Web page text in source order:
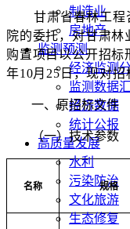
制造业
房地产
监测预测
经济监测
监测数据
经济数据
统计公报
高质量发展
水利
污染防治
文化旅游
生态修复
甘肃省春林工程
院的委托，对甘肃
购置项目以公开招标
年10月 25日，现对招
一、原招标文件
（一）技术参数
名称 规格